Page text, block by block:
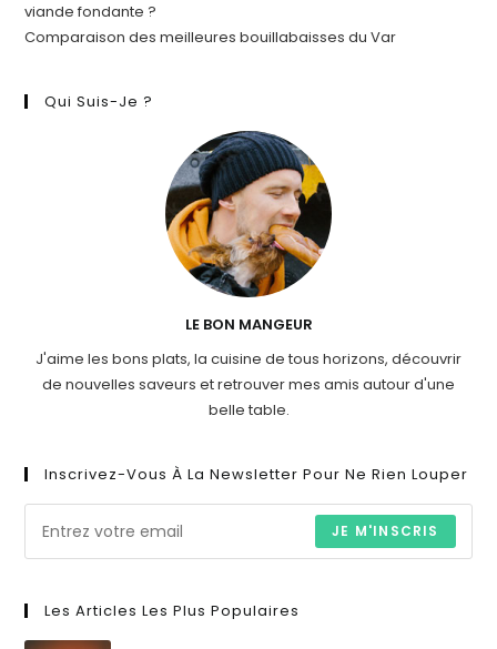
viande fondante ?
Comparaison des meilleures bouillabaisses du Var
Qui Suis-Je ?
LE BON MANGEUR
J'aime les bons plats, la cuisine de tous horizons, découvrir
de nouvelles saveurs et retrouver mes amis autour d'une
belle table.
Inscrivez-Vous À La Newsletter Pour Ne Rien Louper
JE M'INSCRIS
Les Articles Les Plus Populaires